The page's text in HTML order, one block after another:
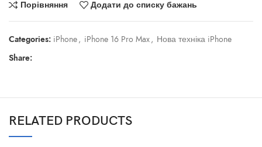
Порівняння Додати до списку бажань
Categories: iPhone, iPhone 16 Pro Max, Нова техніка iPhone
Share:
RELATED PRODUCTS